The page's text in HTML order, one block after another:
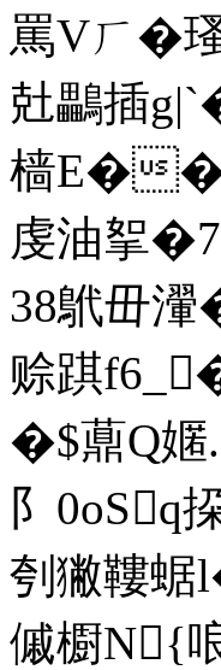
罵Vㄏ�
兙鸓插
樯E�
虔油挐�7
38鴏毌
赊踑
�$薡Q嫟
阝0oSq
刳獙鞻
傶 櫉N{